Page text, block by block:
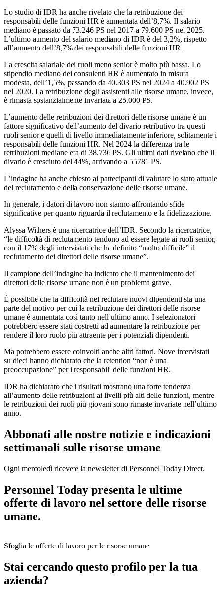
Lo studio di IDR ha anche rivelato che la retribuzione dei
responsabili delle funzioni HR è aumentata dell’8,7%. Il salario
mediano è passato da 73.246 PS nel 2017 a 79.600 PS nel 2025.
L’ultimo aumento del salario mediano di IDR è del 3,2%, rispetto
all’aumento dell’8,7% dei responsabili delle funzioni HR.
La crescita salariale dei ruoli meno senior è molto più bassa. Lo
stipendio mediano dei consulenti HR è aumentato in misura
modesta, dell’1,5%, passando da 40.303 PS nel 2024 a 40.902 PS
nel 2020. La retribuzione degli assistenti alle risorse umane, invece,
è rimasta sostanzialmente invariata a 25.000 PS.
L’aumento delle retribuzioni dei direttori delle risorse umane è un
fattore significativo dell’aumento del divario retributivo tra questi
ruoli senior e quelli di livello immediatamente inferiore, solitamente i
responsabili delle funzioni HR. Nel 2024 la differenza tra le
retribuzioni mediane era di 38.736 PS. Gli ultimi dati rivelano che il
divario è cresciuto del 44%, arrivando a 55781 PS.
L’indagine ha anche chiesto ai partecipanti di valutare lo stato attuale
del reclutamento e della conservazione delle risorse umane.
In generale, i datori di lavoro non stanno affrontando sfide
significative per quanto riguarda il reclutamento e la fidelizzazione.
Alyssa Withers è una ricercatrice dell’IDR. Secondo la ricercatrice,
“le difficoltà di reclutamento tendono ad essere legate ai ruoli senior,
con il 17% degli intervistati che ha definito “molto difficile” il
reclutamento dei direttori delle risorse umane”.
Il campione dell’indagine ha indicato che il mantenimento dei
direttori delle risorse umane non è un problema grave.
È possibile che la difficoltà nel reclutare nuovi dipendenti sia una
parte del motivo per cui la retribuzione dei direttori delle risorse
umane è aumentata così tanto nell’ultimo anno. I selezionatori
potrebbero essere stati costretti ad aumentare la retribuzione per
rendere il loro ruolo più attraente per i potenziali dipendenti.
Ma potrebbero essere coinvolti anche altri fattori. Nove intervistati
su dieci hanno dichiarato che la retention “non è una
preoccupazione” per i responsabili delle funzioni HR.
IDR ha dichiarato che i risultati mostrano una forte tendenza
all’aumento delle retribuzioni ai livelli più alti delle funzioni, mentre
le retribuzioni dei ruoli più giovani sono rimaste invariate nell’ultimo
anno.
Abbonati alle nostre notizie e indicazioni
settimanali sulle risorse umane
Ogni mercoledì ricevete la newsletter di Personnel Today Direct.
Personnel Today presenta le ultime
offerte di lavoro nel settore delle risorse
umane.
Sfoglia le offerte di lavoro per le risorse umane
Stai cercando questo profilo per la tua
azienda?